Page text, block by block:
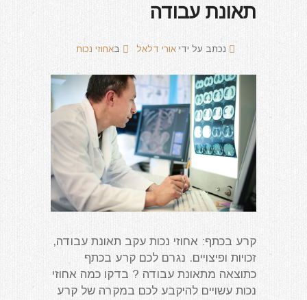
תאונת עבודה
נכתב על ידי אורי דלאל באחוזי נכות
קרע בכתף: אחוזי נכות עקב תאונת עבודה,
זכויות ופיצויים. נגרם לכם קרע בכתף
כתוצאה מתאונת עבודה ? בדקו כמה אחוזי
נכות עשויים להיקבע לכם במקרה של קרע